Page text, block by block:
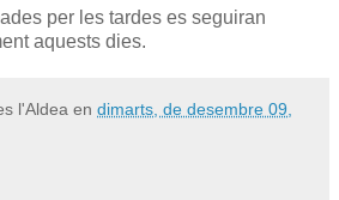
per les tardes es seguiran
aquests dies.
l'Aldea en dimarts, de desembre 09,